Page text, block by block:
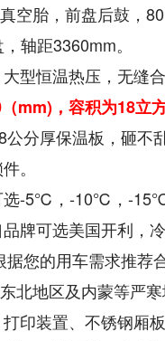
空胎，前盘后鼓，
轴距3360mm。
型恒温热压，无缝
（mm)，容积为18立方
分厚保温板，砸不
。
可选-5℃，-10℃，-
牌可选美国开利，
据您的用车需求推
地区及内蒙等严寒
印装置、不锈钢厢